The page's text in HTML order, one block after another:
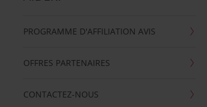
PROGRAMME D'AFFILIATION AVIS
OFFRES PARTENAIRES
CONTACTEZ-NOUS